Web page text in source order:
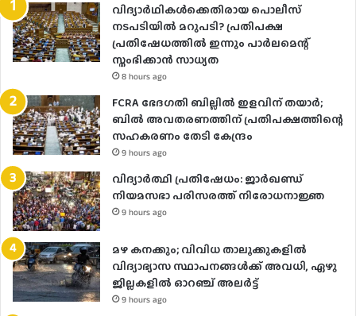
വിദ്യാര്‍ഥികള്‍ക്കെതിരായ പൊലീസ്
നടപടിയില്‍ മറുപടി? പ്രതിപക്ഷ
പ്രതിഷേധത്തില്‍ ഇന്നും പാര്‍ലമെന്റ്
സ്തംഭിക്കാന്‍ സാധ്യത
8 hours ago
FCRA ഭേദഗതി ബില്ലിൽ ഇളവിന് തയാർ;
ബിൽ അവതരണത്തിന് പ്രതിപക്ഷത്തിന്റെ
സഹകരണം തേടി കേന്ദ്രം
9 hours ago
വിദ്യാർത്ഥി പ്രതിഷേധം: ജാർഖണ്ഡ്
നിയമസഭാ പരിസരത്ത് നിരോധനാജ്ഞ
9 hours ago
മഴ കനക്കും; വിവിധ താലൂക്കുകളില്‍
വിദ്യാഭ്യാസ സ്ഥാപനങ്ങള്‍ക്ക് അവധി, ഏഴു
ജില്ലകളില്‍ ഓറഞ്ച് അലർ‌ട്ട്
9 hours ago